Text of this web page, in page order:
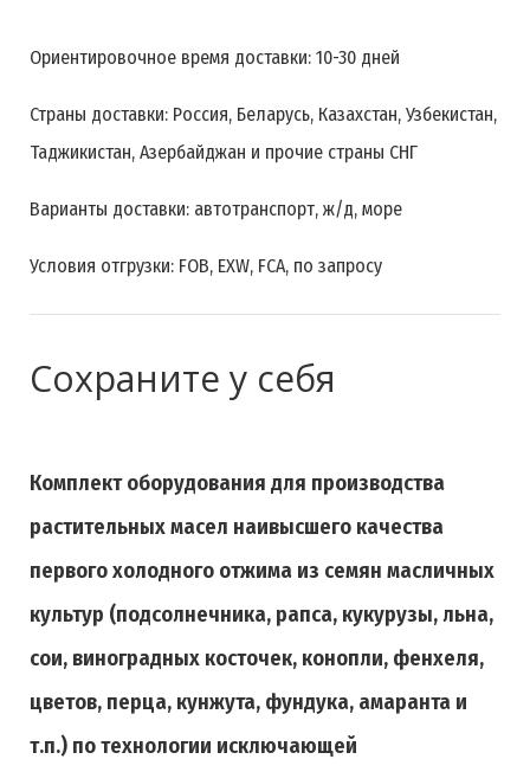
Ориентировочное время доставки: 10-30 дней
Страны доставки: Россия, Беларусь, Казахстан, Узбекистан,
Таджикистан, Азербайджан и прочие страны СНГ
Варианты доставки: автотранспорт, ж/д, море
Условия отгрузки: FOB, EXW, FCA, по запросу
Сохраните у себя
Комплект оборудования для производства
растительных масел наивысшего качества
первого холодного отжима из семян масличных
культур (подсолнечника, рапса, кукурузы, льна,
сои, виноградных косточек, конопли, фенхеля,
цветов, перца, кунжута, фундука, амаранта и
т.п.) по технологии исключающей